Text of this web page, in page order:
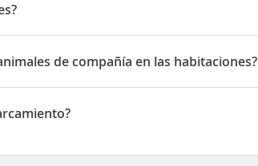
Tosa 49f
de compañía en las habitaciones?
de compañía en las habitaciones